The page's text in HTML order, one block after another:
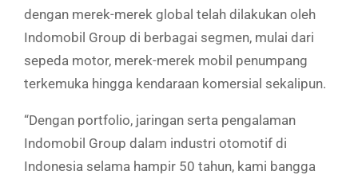
dengan merek-merek global telah dilakukan oleh
Indomobil Group di berbagai segmen, mulai dari
sepeda motor, merek-merek mobil penumpang
terkemuka hingga kendaraan komersial sekalipun.
“Dengan portfolio, jaringan serta pengalaman
Indomobil Group dalam industri otomotif di
Indonesia selama hampir 50 tahun, kami bangga